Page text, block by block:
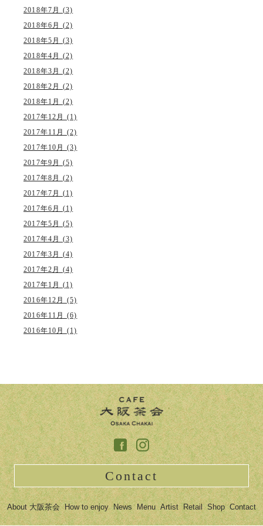
2018年7月 (3)
2018年6月 (2)
2018年5月 (3)
2018年4月 (2)
2018年3月 (2)
2018年2月 (2)
2018年1月 (2)
2017年12月 (1)
2017年11月 (2)
2017年10月 (3)
2017年9月 (5)
2017年8月 (2)
2017年7月 (1)
2017年6月 (1)
2017年5月 (5)
2017年4月 (3)
2017年3月 (4)
2017年2月 (4)
2017年1月 (1)
2016年12月 (5)
2016年11月 (6)
2016年10月 (1)
Contact
About 大阪茶会 How to enjoy News Menu Artist Retail Shop Contact